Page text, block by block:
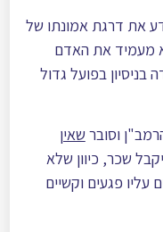
את דרגת אמונתו של
מעמיד את האדם
בניסיון בפועל גדול
וסובר שאין
שכר, כיוון שלא
פגעים וקשיים